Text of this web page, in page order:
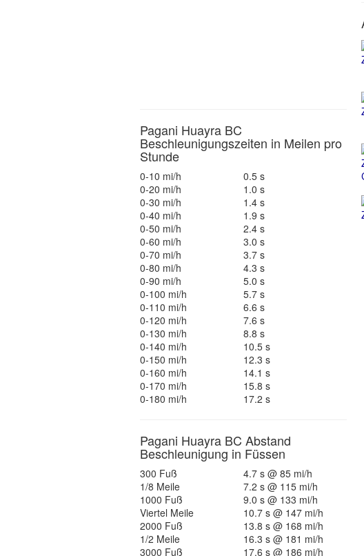
Pagani Huayra BC
Beschleunigungszeiten in Meilen pro
Stunde
0-10 mi/h
0.5 s
0-20 mi/h
1.0 s
0-30 mi/h
1.4 s
0-40 mi/h
1.9 s
0-50 mi/h
2.4 s
0-60 mi/h
3.0 s
0-70 mi/h
3.7 s
0-80 mi/h
4.3 s
0-90 mi/h
5.0 s
0-100 mi/h
5.7 s
0-110 mi/h
6.6 s
0-120 mi/h
7.6 s
0-130 mi/h
8.8 s
0-140 mi/h
10.5 s
0-150 mi/h
12.3 s
0-160 mi/h
14.1 s
0-170 mi/h
15.8 s
0-180 mi/h
17.2 s
Pagani Huayra BC Abstand
Beschleunigung in Füssen
300 Fuß
4.7 s @ 85 mi/h
1/8 Meile
7.2 s @ 115 mi/h
1000 Fuß
9.0 s @ 133 mi/h
Viertel Meile
10.7 s @ 147 mi/h
2000 Fuß
13.8 s @ 168 mi/h
1/2 Meile
16.3 s @ 181 mi/h
3000 Fuß
17.6 s @ 186 mi/h